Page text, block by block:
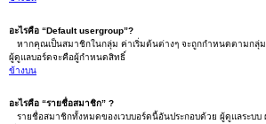
อะไรคือ “Default usergroup”?
หากคุณเป็นสมาชิกในกลุ่ม ค่าเริ่มต้นต่างๆ จะถูกกำหนดตามกลุ่
ผู้ดูแลบอร์ดจะคือผู้กำหนดสิทธิ์
ข้างบน
อะไรคือ “รายชื่อสมาชิก” ?
รายชื่อสมาชิกทั้งหมดของเวบบอร์ดนี้อันประกอบด้วย ผู้ดูแลระบบ